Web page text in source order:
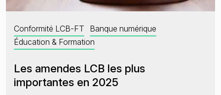
Le nouveau cadre de la LCB-FT de l’UE
Conformité LCB-FT
Banque numérique
Éducation & Formation
Les amendes LCB les plus
importantes en 2025